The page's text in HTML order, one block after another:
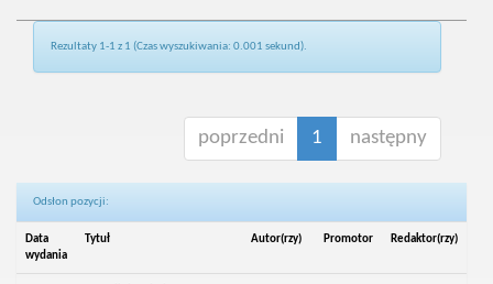
Rezultaty 1-1 z 1 (Czas wyszukiwania: 0.001 sekund).
poprzedni 1 następny
Odsłon pozycji:
Data
wydania
Tytuł Autor(rzy) Promotor Redaktor(rzy)